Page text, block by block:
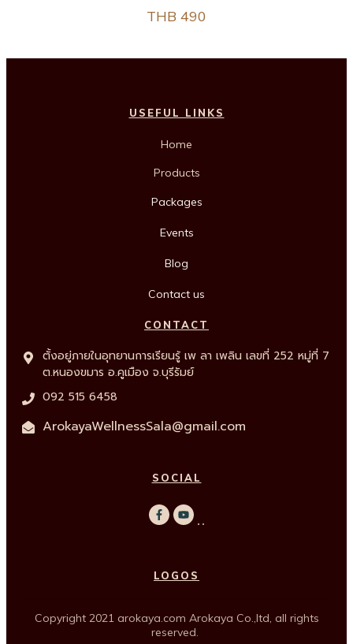
THB 490
USEFUL LINKS
Home
Products
Packages
Events
Blog
Contact us
CONTACT
ตั้งอยู่ภายในอุทยานการเรียนรู้ เพ ลา เพลิน เลขที่ 252 หมู่ที่ 7
ต.หนองขมาร อ.คูเมือง จ.บุรีรัมย์
092 515 6458
ArokayaWellnessSala@gmail.com
SOCIAL
LOGOS
Copyright 2021arokaya.com Arokaya Co.,ltd, all rights
reserved.